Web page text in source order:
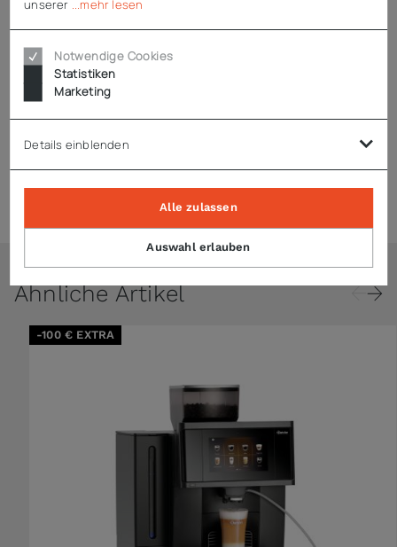
Hinweise
Zubehör
Produktsicherheit (GPSR)
Ähnliche Artikel
-100 € EXTRA
unserer
...mehr lesen
Notwendige Cookies
Statistiken
Marketing
Details einblenden
Auswahl erlauben
Alle zulassen